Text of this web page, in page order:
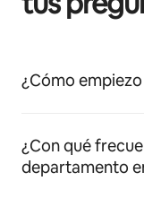
¿Cómo
¿Con qué
departamento